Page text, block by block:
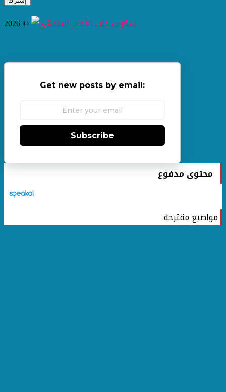
2026 ©
Get new posts by email:
Subscribe
محتوى مدفوع
مواضيع مقترحة